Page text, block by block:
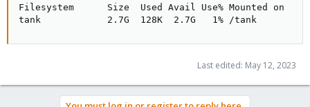
Filesystem      Size  Used Avail Use% Mounted on
tank            2.7G  128K  2.7G   1% /tank
Last edited: May 12, 2023